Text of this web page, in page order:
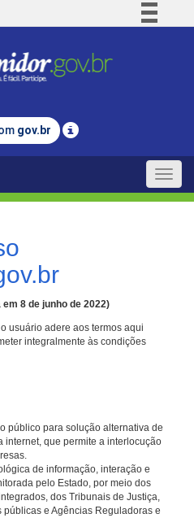
Comunica BR
Legislação
gov.br
Toggle
8 de junho de 2022)
o usuário adere aos termos aqui
integralmente às condições
público para solução alternativa de
internet, que permite a interlocução
de informação, interação e
pelo Estado, por meio dos
dos Tribunais de Justiça,
e Agências Reguladoras e